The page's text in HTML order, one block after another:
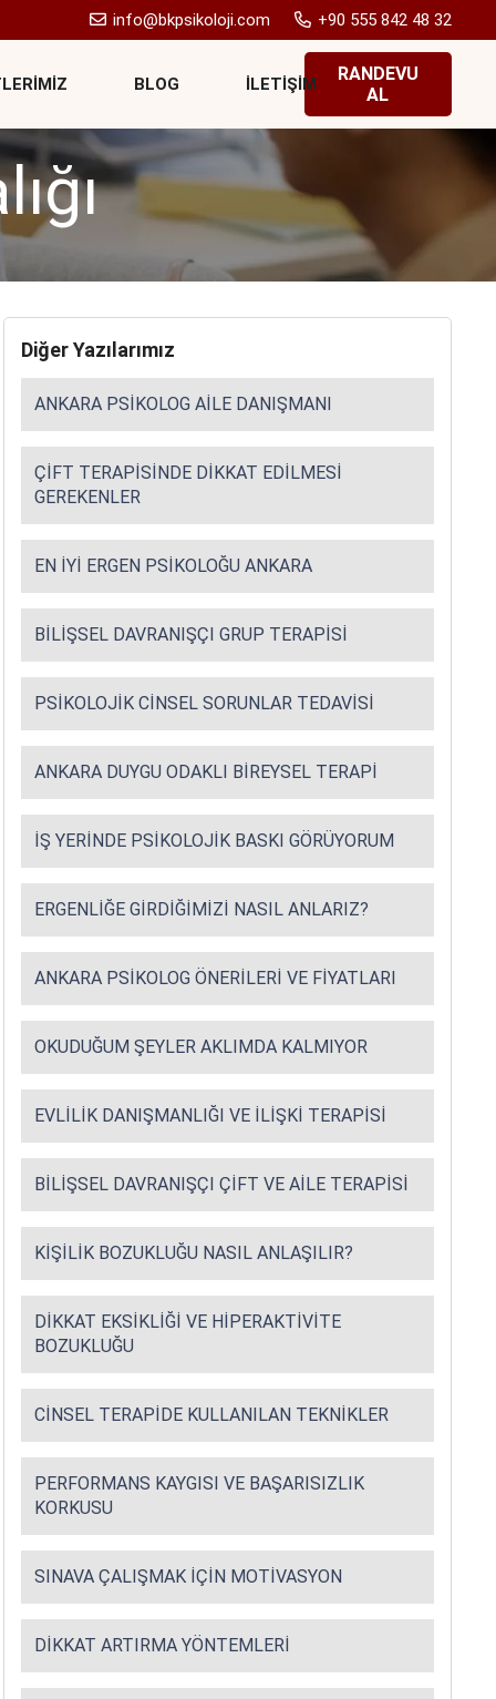
info@bkpsikoloji.com +90 555 842 48 32
BLOG İLETIŞIM
RANDEVU
AL
Diğer Yazılarımız
ANKARA PSIKOLOG AILE DANIŞMANI
ÇIFT TERAPISINDE DIKKAT EDILMESI
GEREKENLER
EN İYI ERGEN PSIKOLOĞU ANKARA
BILIŞSEL DAVRANIŞÇI GRUP TERAPISI
PSIKOLOJIK CINSEL SORUNLAR TEDAVISI
ANKARA DUYGU ODAKLI BIREYSEL TERAPI
İŞ YERINDE PSIKOLOJIK BASKI GÖRÜYORUM
ERGENLIĞE GIRDIĞIMIZI NASIL ANLARIZ?
ANKARA PSIKOLOG ÖNERILERI VE FIYATLARI
OKUDUĞUM ŞEYLER AKLIMDA KALMIYOR
EVLILIK DANIŞMANLIĞI VE İLIŞKI TERAPISI
BILIŞSEL DAVRANIŞÇI ÇIFT VE AILE TERAPISI
KIŞILIK BOZUKLUĞU NASIL ANLAŞILIR?
DIKKAT EKSIKLIĞI VE HIPERAKTIVITE
BOZUKLUĞU
CINSEL TERAPIDE KULLANILAN TEKNIKLER
PERFORMANS KAYGISI VE BAŞARISIZLIK
KORKUSU
SINAVA ÇALIŞMAK İÇIN MOTIVASYON
DIKKAT ARTIRMA YÖNTEMLERI